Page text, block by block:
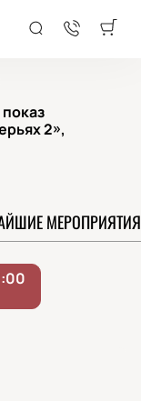
2»,
МЕРОПРИЯТИЯ